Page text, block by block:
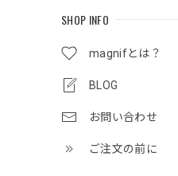
SHOP INFO
magnifとは？
BLOG
お問い合わせ
ご注文の前に